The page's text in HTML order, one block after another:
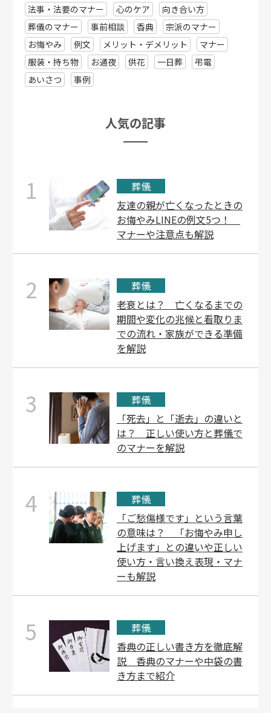
法事・法要のマナー
心のケア
向き合い方
葬儀のマナー
事前相談 香典
宗派のマナー
お悔やみ
例文 メリット・デメリット
マナー
服装・持ち物
お通夜 供花 一日葬
弔電
あいさつ
事例
⼈気の記事
1
葬儀
友達の親が亡くなったときの
お悔やみLINEの例文5つ！
マナーや注意点も解説
2
葬儀
老衰とは？ 亡くなるまでの
期間や変化の兆候と看取りま
での流れ・家族ができる準備
を解説
3
葬儀
「死去」と「逝去」の違いと
は？ 正しい使い方と葬儀で
のマナーを解説
4
葬儀
「ご愁傷様です」という言葉
の意味は？ 「お悔やみ申し
上げます」との違いや正しい
使い方・言い換え表現・マナ
ーも解説
5
葬儀
香典の正しい書き方を徹底解
説 香典のマナーや中袋の書
き方まで紹介